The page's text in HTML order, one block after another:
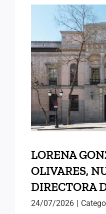
LORENA
OLIVARES,
DIRECTORA
24/07/2026 |